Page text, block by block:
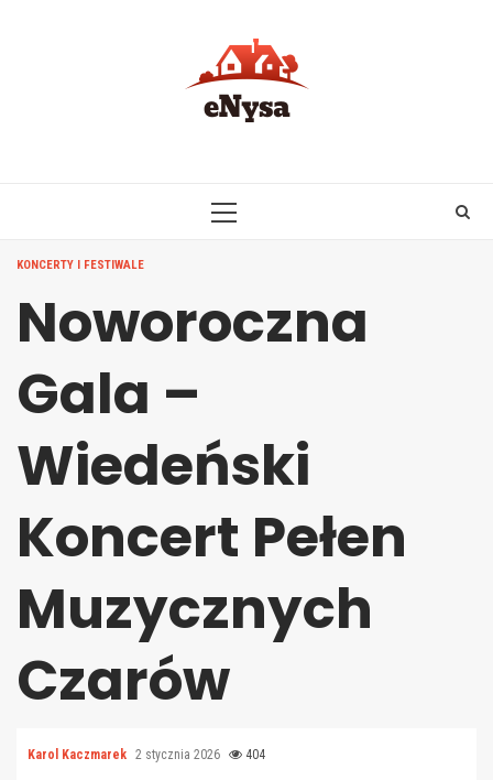
PRIMARY
KONCERTY I FESTIWALE
Noworoczna
Gala –
Wiedeński
Koncert Pełen
Muzycznych
Czarów
Karol Kaczmarek 2 stycznia 2026 404